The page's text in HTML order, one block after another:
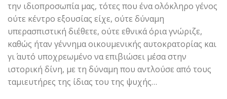
την ιδιοπροσωπία μας, τότες που ένα ολόκληρο γένος
ούτε κέντρο εξουσίας είχε, ούτε δύναμη
υπερασπιστική διέθετε, ούτε εθνικά όρια γνώριζε,
καθώς ήταν γέννημα οικουμενικής αυτοκρατορίας και
γι΄ αυτό υποχρεωμένο να επιβιώσει μέσα στην
ιστορική δίνη, με τη δύναμη που αντλούσε από τους
ταμιευτήρες της ίδιας του της ψυχής…